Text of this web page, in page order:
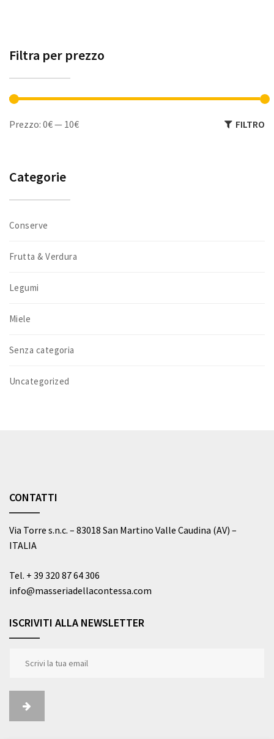
Filtra per prezzo
FILTRO
Prezzo: 0€— 10€
Categorie
Conserve
Frutta & Verdura
Legumi
Miele
Senza categoria
Uncategorized
CONTATTI
Via Torre s.n.c. – 83018 San Martino Valle Caudina (AV) –
ITALIA
Tel. + 39 320 87 64 306
info@masseriadellacontessa.com
ISCRIVITI ALLA NEWSLETTER